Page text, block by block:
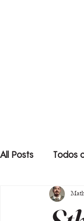
All Posts Todos